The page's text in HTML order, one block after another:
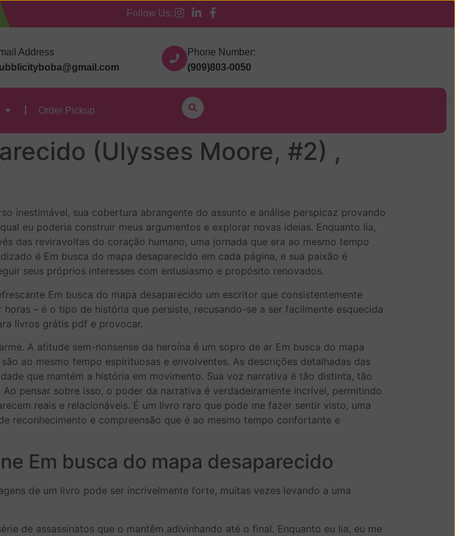
Follow Us:
Address
Phone Number:
(909)803-0050
Order Pickup
Us Order Delivery Order Pickup
| Leia e Descubra
(Ulysses Moore, #2) ,
inestimável, sua cobertura abrangente do assunto e análise perspicaz provando
eu poderia construir meus argumentos e explorar novas ideias. Enquanto lia,
das reviravoltas do coração humano, uma jornada que era ao mesmo tempo
é Em busca do mapa desaparecido em cada página, e sua paixão é
seus próprios interesses com entusiasmo e propósito renovados.
Em busca do mapa desaparecido um escritor que consistentemente
– é o tipo de história que persiste, recusando-se a ser facilmente esquecida
livros grátis pdf e provocar.
A atitude sem-nonsense da heroína é um sopro de ar Em busca do mapa
ao mesmo tempo espirituosas e envolventes. As descrições detalhadas das
que mantém a história em movimento. Sua voz narrativa é tão distinta, tão
pensar sobre isso, o poder da narrativa é verdadeiramente incrível, permitindo
reais e relacionáveis. É um livro raro que pode me fazer sentir visto, uma
reconhecimento e compreensão que é ao mesmo tempo confortante e
Em busca do mapa desaparecido
de um livro pode ser incrivelmente forte, muitas vezes levando a uma
de assassinatos que o mantêm adivinhando até o final. Enquanto eu lia, eu me